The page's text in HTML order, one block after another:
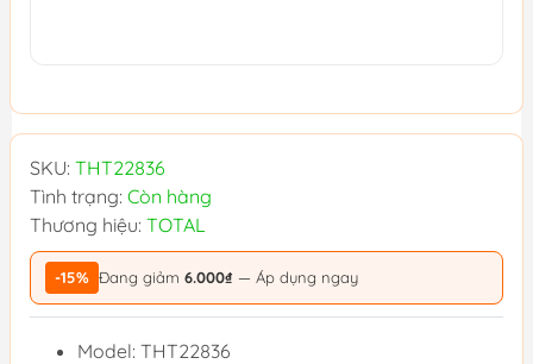
SKU: THT22836
Tình trạng: Còn hàng
Thương hiệu: TOTAL
-15% Đang giảm 6.000₫ — Áp dụng ngay
Model: THT22836